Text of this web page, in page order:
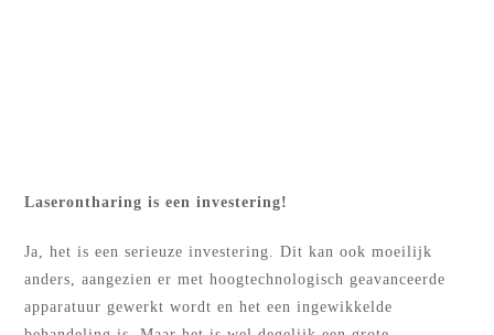
Laserontharing is een investering!
Ja, het is een serieuze investering. Dit kan ook moeilijk
anders, aangezien er met hoogtechnologisch geavanceerde
apparatuur gewerkt wordt en het een ingewikkelde